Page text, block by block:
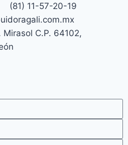
(81) 11-57-20-19
Mirasol C.P. 64102,